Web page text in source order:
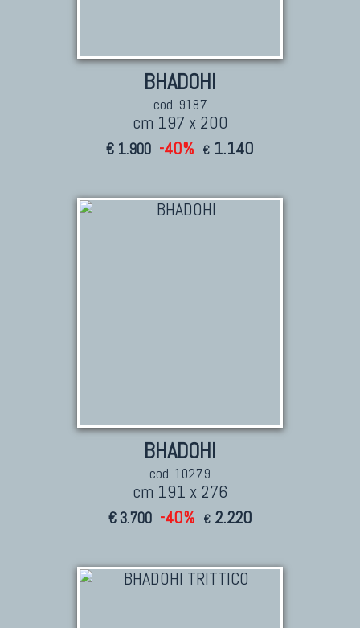
BHADOHI
cod. 9187
cm 197 x 200
€ 1.900 -40% € 1.140
BHADOHI
cod. 10279
cm 191 x 276
€ 3.700 -40% € 2.220